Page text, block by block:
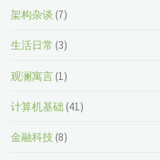
架构杂谈 (7)
生活日常 (3)
观澜寓言(1)
计算机基础 (41)
金融科技 (8)